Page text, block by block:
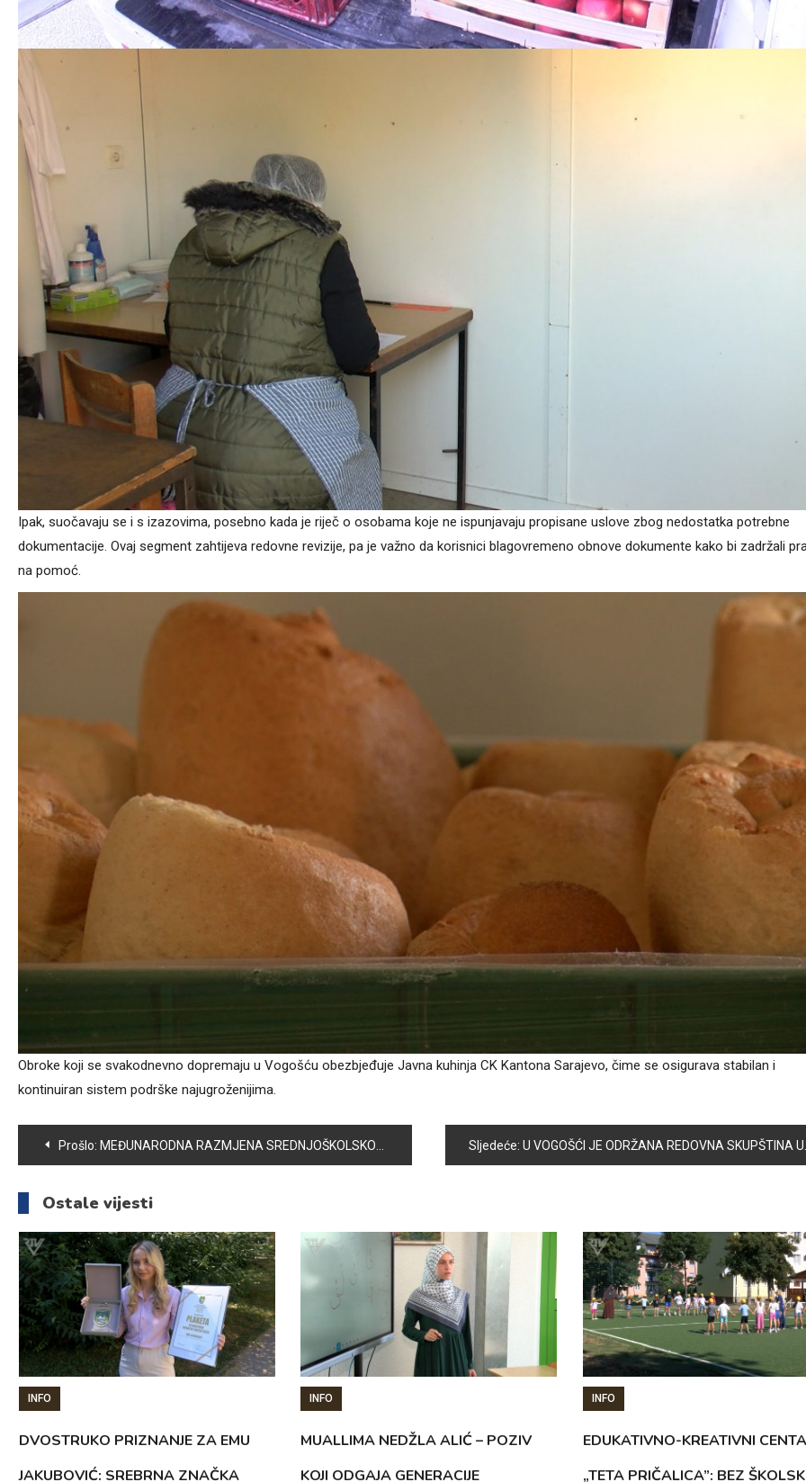
Ipak, suočavaju se i s izazovima, posebno kada je riječ o osobama koje ne ispunjavaju propisane uslove zbog nedostatka potrebne
dokumentacije. Ovaj segment zahtijeva redovne revizije, pa je važno da korisnici blagovremeno obnove dokumente kako bi zadržali
na pomoć.
Obroke koji se svakodnevno dopremaju u Vogošću obezbjeđuje Javna kuhinja CK Kantona Sarajevo, čime se osigurava stabilan i
kontinuiran sistem podrške najugroženijima.
Navigacija
članaka
Prošlo: MEĐUNARODNA RAZMJENA SREDNJOŠKOLSKOG CENTRA VOGOŠĆA I EKONOMSKO-TRGOVAČKE ŠKOLE “KNJAZ MILOŠ” GORNJI MILANOVAC Sljedeće: U VOGOŠĆI JE ODRŽANA REDOVNA SKUPŠTINA UDRUŽENJA ANTIFAŠISTA I BORACA NOR-a
Ostale vijesti
INFO
DVOSTRUKO PRIZNANJE ZA EMU
JAKUBOVIĆ: SREBRNA ZNAČKA
INFO
MUALLIMA NEDŽLA ALIĆ – POZIV
KOJI ODGAJA GENERACIJE
INFO
EDUKATIVNO-KREATIVNI
„TETA PRIČALICA”: BEZ